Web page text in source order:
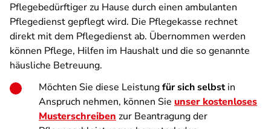
Pflegebedürftiger zu Hause durch einen ambulanten
Pflegedienst gepflegt wird. Die Pflegekasse rechnet
direkt mit dem Pflegedienst ab. Übernommen werden
können Pflege, Hilfen im Haushalt und die so genannte
häusliche Betreuung.
Möchten Sie diese Leistungfür sich selbstin
Anspruch nehmen, können Sie unser kostenloses
Musterschreiben zur Beantragung der